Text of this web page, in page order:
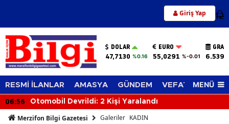
Giriş Yap 12
DOLAR
47,7130 %0.16
EURO
55,0291 %-0.01
RESMİ İLANLAR AMASYA GÜNDEM VEFAT EDENLER
MENÜ
06:56 Otomobil Devrildi: 2 Kişi Yaralandı
Merzifon Bilgi Gazetesi Galeriler KADIN